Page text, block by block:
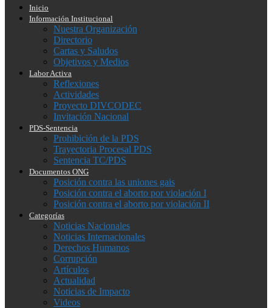
Inicio
Información Institucional
Nuestra Organización
Directorio
Cartas y Saludos
Objetivos y Medios
Labor Activa
Reflexiones
Actividades
Proyecto DIVCODEC
Invitación Nacional
PDS-Sentencia
Prohibición de la PDS
Trayectoria Procesal PDS
Sentencia TC/PDS
Documentos ONG
Posición contra las uniones gais
Posición contra el aborto por violación I
Posición contra el aborto por violación II
Categorías
Noticias Nacionales
Noticias Internacionales
Derechos Humanos
Corrupción
Artículos
Actualidad
Noticias de Impacto
Videos